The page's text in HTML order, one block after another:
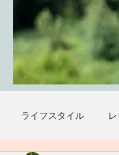
ライフスタイル